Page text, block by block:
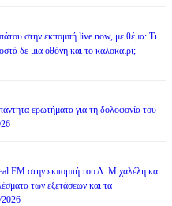
στην εκπομπή live now, με θέμα: Τι
δε μια οθόνη και το καλοκαίρι;
ερωτήματα για τη δολοφονία του
FM στην εκπομπή του Δ. Μιχαλέλη και
των εξετάσεων και τα
2026